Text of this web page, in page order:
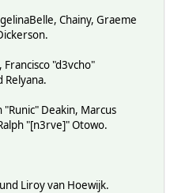
Chainy, Graeme
"d3vcho"
"Runic" Deakin, Marcus
"[n3rve]" Otowo.
Liroy van Hoewijk.